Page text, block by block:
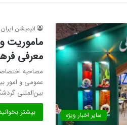
سایر اخبار ویژه
انیمیشن ایران
ماموریت
معرفی
مصاحبه
عمومی و امور
بین‌المللی
بیشتر